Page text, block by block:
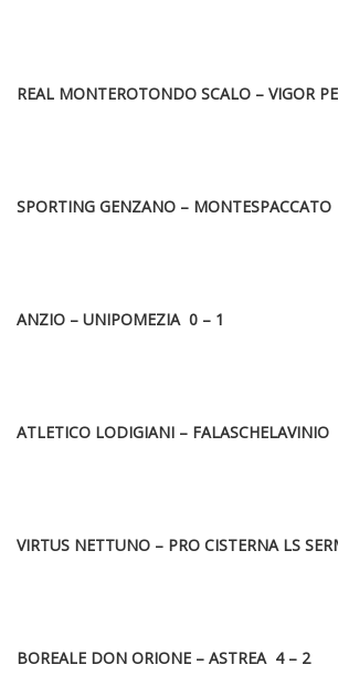
REAL MONTEROTONDO SCALO – VIGOR
SPORTING GENZANO –
ANZIO – UNIPOMEZIA 0 – 1
ATLETICO LODIGIANI –
VIRTUS NETTUNO – PRO CISTERNA LS
BOREALE DON ORIONE – ASTREA 4 – 2